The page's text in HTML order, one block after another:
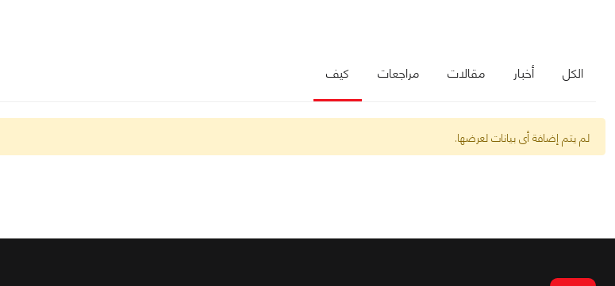
الكل أخبار مقالات مراجعات كيف
لم يتم إضافة أى بيانات لعرضها.